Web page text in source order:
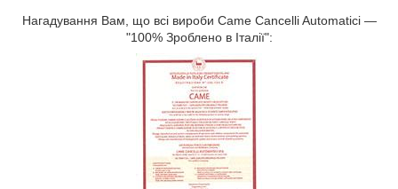
Нагадування Вам, що всі вироби Came Cancelli Automatici —
"100% Зроблено в Італії":